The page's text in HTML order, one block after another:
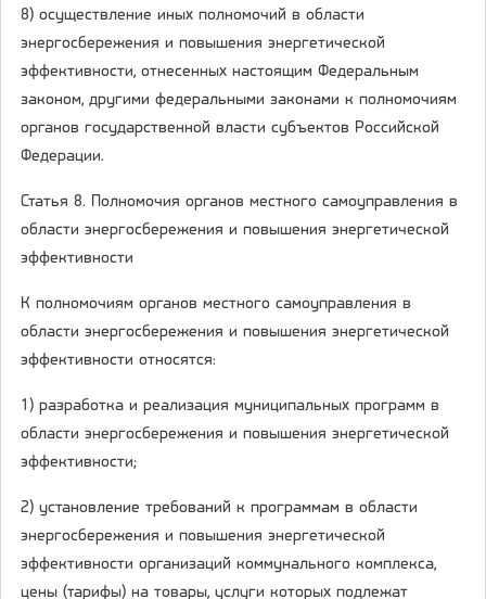
8) осуществление иных полномочий в области
энергосбережения и повышения энергетической
эффективности, отнесенных настоящим Федеральным
законом, другими федеральными законами к полномочиям
органов государственной власти субъектов Российской
Федерации.
Статья 8. Полномочия органов местного самоуправления в
области энергосбережения и повышения энергетической
эффективности
К полномочиям органов местного самоуправления в
области энергосбережения и повышения энергетической
эффективности относятся:
1) разработка и реализация муниципальных программ в
области энергосбережения и повышения энергетической
эффективности;
2) установление требований к программам в области
энергосбережения и повышения энергетической
эффективности организаций коммунального комплекса,
цены (тарифы) на товары, услуги которых подлежат